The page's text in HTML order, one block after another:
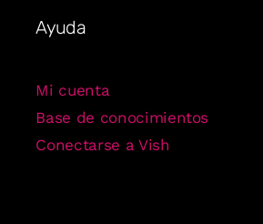
Ayuda
Mi cuenta
Base de conocimientos
Conectarse a Vish